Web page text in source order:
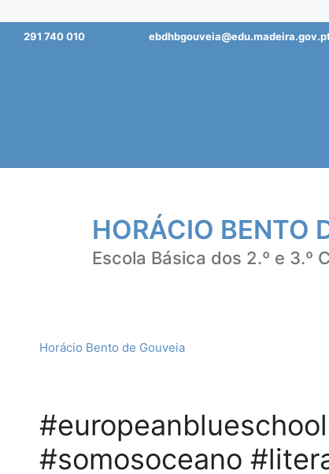
Saltar291 740 010
HORÁCIO BENTO
Escola Básica dos 2.º e 3.º
Horácio Bento de Gouveia
#somosoceano